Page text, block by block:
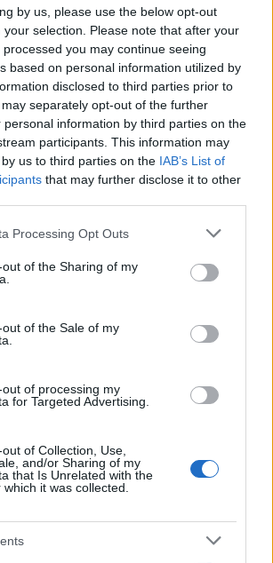
by us, please use the below opt-out
selection. Please note that after your
you may continue seeing
based on personal information utilized by
disclosed to third parties prior to
separately opt-out of the further
personal information by third parties on the
participants. This information may
us to third parties on the IAB’s List of
that may further disclose it to other
website/app uses one or more Google
visit or usage behaviour. You may click to
to Google and its third-party tags to
specified purposes in below Google
Processing Opt Outs
of the Sharing of my
of the Sale of my
of processing my
for Targeted Advertising.
of Collection, Use,
and/or Sharing of my
that Is Unrelated with the
it was collected.
λίγο παραπλανητικός. Ναι,
πίκλες στα σάντουιτς που
οι οδηγίες στοSalads,
Dish Recipesτου 1916
μαγειρεμένο βοδινό πάνω
ψωμί.